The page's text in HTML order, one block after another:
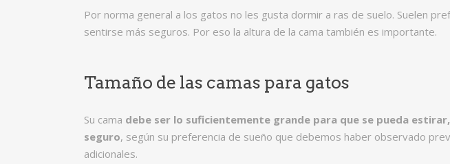
Por norma general a los gatos no les gusta dormir a ras de suelo. Suelen
sentirse más seguros. Por eso la altura de la cama también es importante.
Tamaño de las camas para gatos
Su cama debe ser lo suficientemente grande para que se pueda
seguro, según su preferencia de sueño que debemos haber observado
adicionales.